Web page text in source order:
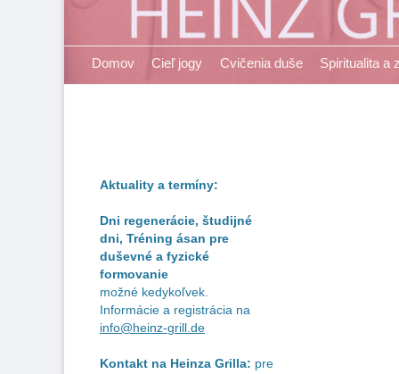
Primary Menu
SkipDomov Cieľ jogy Cvičenia duše Spiritualita a
Aktuality a termíny:
Dni regenerácie, študijné
dni, Tréning ásan pre
duševné a fyzické
formovanie
možné kedykoľvek.
Informácie a registrácia na
info@heinz-grill.de
Kontakt na Heinza Grilla: pre